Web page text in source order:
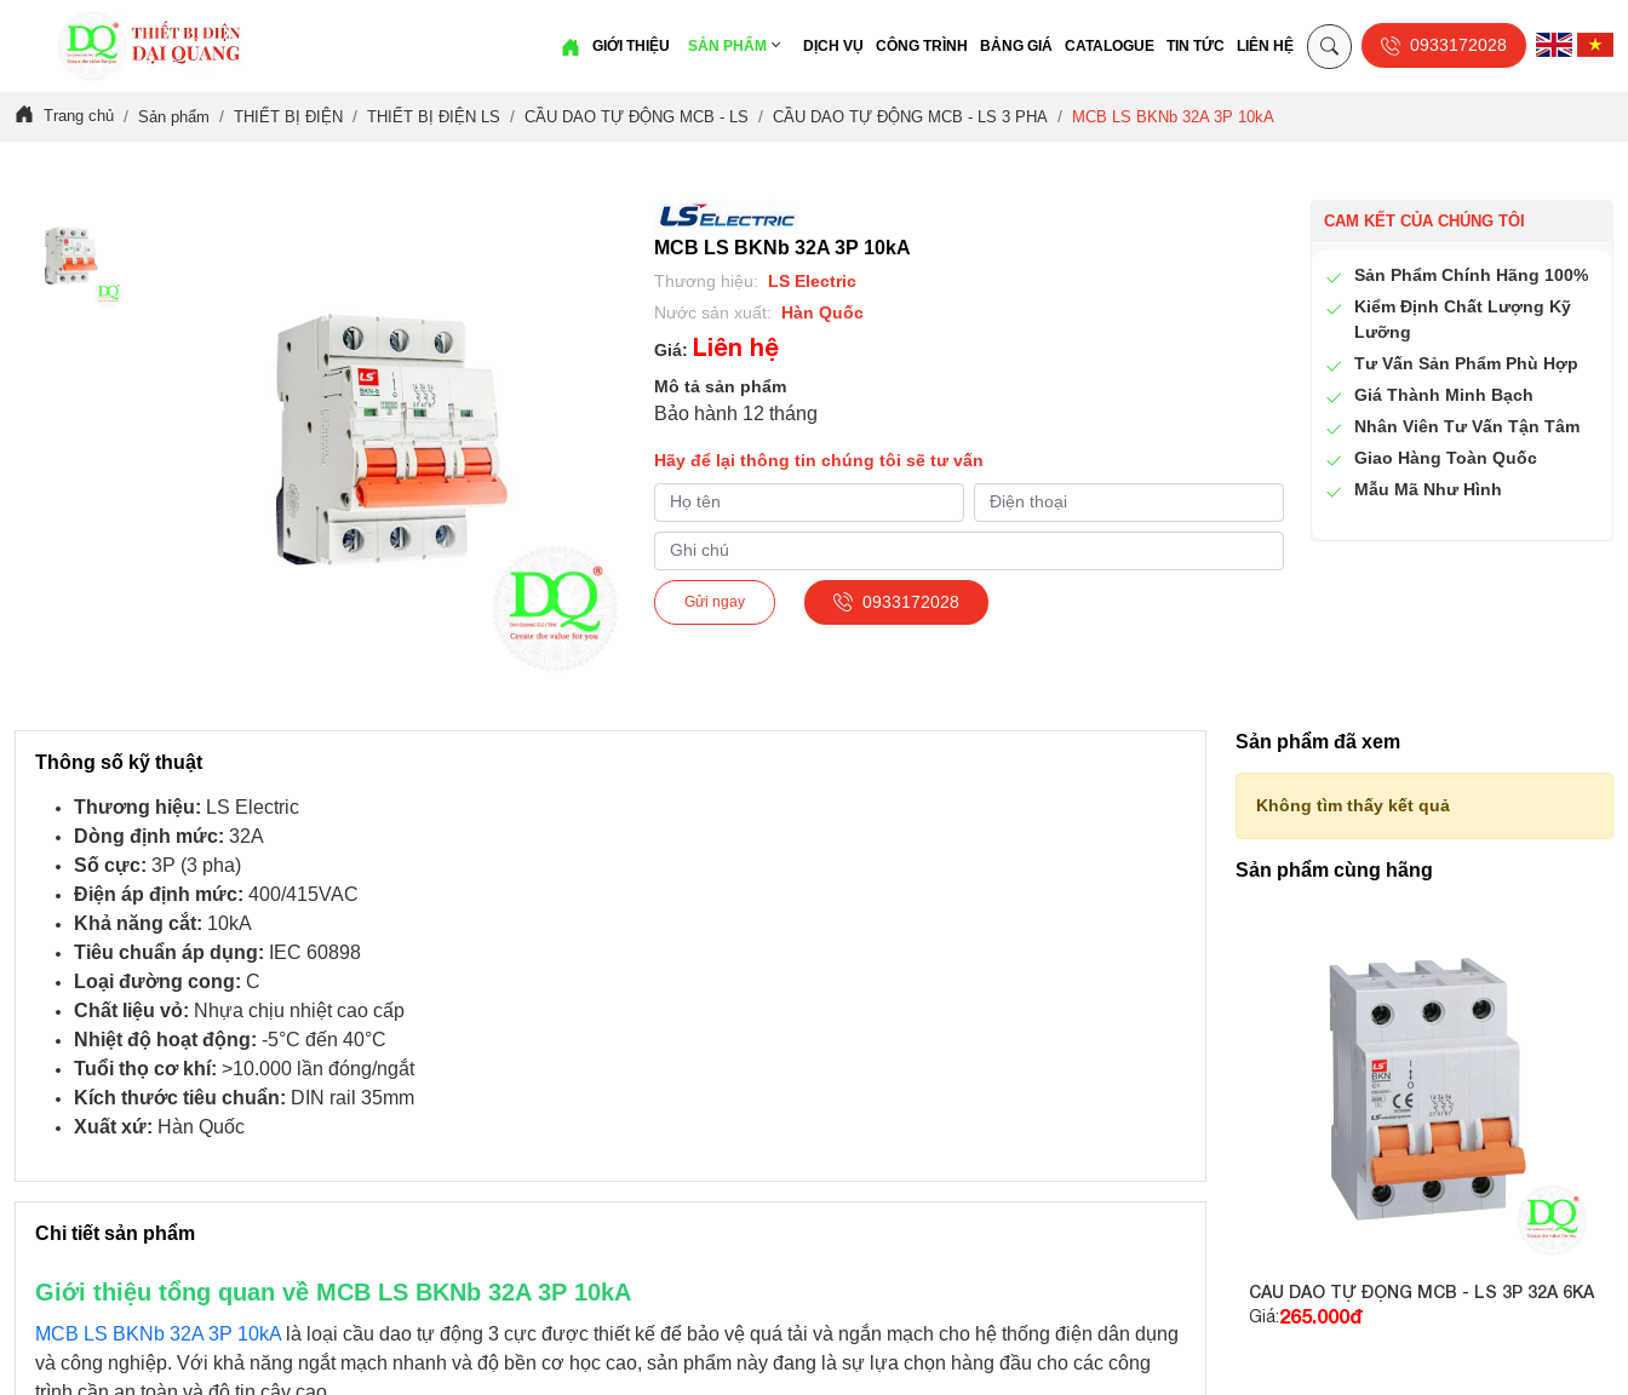
GIỚI THIỆU SẢN PHẨM DỊCH VỤ CÔNG TRÌNH BẢNG GIÁ CATALOGUE TIN TỨC LIÊN HỆ 0933172028
Trang chủ Sản phẩm THIẾT BỊ ĐIỆN THIẾT BỊ ĐIỆN LS CẦU DAO TỰ ĐỘNG MCB - LS CẦU DAO TỰ ĐỘNG MCB - LS 3 PHA MCB LS BKNb 32A 3P 10kA
MCB LS BKNb 32A 3P 10kA
Thương hiệu:
LS Electric
Nước sản xuất:
Hàn Quốc
Giá: Liên hệ
Mô tả sản phẩm
Bảo hành 12 tháng
Hãy để lại thông tin chúng tôi sẽ tư vấn
Gửi ngay 0933172028
CAM KẾT CỦA CHÚNG TÔI
Sản Phẩm Chính Hãng 100%
Kiểm Định Chất Lượng Kỹ
Lưỡng
Tư Vấn Sản Phẩm Phù Hợp
Giá Thành Minh Bạch
Nhân Viên Tư Vấn Tận Tâm
Giao Hàng Toàn Quốc
Mẫu Mã Như Hình
Thông số kỹ thuật
Thương hiệu: LS Electric
Dòng định mức: 32A
Số cực: 3P (3 pha)
Điện áp định mức: 400/415VAC
Khả năng cắt: 10kA
Tiêu chuẩn áp dụng: IEC 60898
Loại đường cong: C
Chất liệu vỏ: Nhựa chịu nhiệt cao cấp
Nhiệt độ hoạt động: -5°C đến 40°C
Tuổi thọ cơ khí: >10.000 lần đóng/ngắt
Kích thước tiêu chuẩn: DIN rail 35mm
Xuất xứ: Hàn Quốc
Chi tiết sản phẩm
Giới thiệu tổng quan về MCB LS BKNb 32A 3P 10kA
MCB LS BKNb 32A 3P 10kAlà loại cầu dao tự động 3 cực được thiết kế để bảo vệ quá tải và ngắn mạch cho hệ thống điện dân dụng
và công nghiệp. Với khả năng ngắt mạch nhanh và độ bền cơ học cao, sản phẩm này đang là sự lựa chọn hàng đầu cho các công
Sản phẩm đã xem
Không tìm thấy kết quả
Sản phẩm cùng hãng
CẦU DAO TỰ ĐỘNG MCB - LS 3P 32A 6KA
Giá:265.000đ